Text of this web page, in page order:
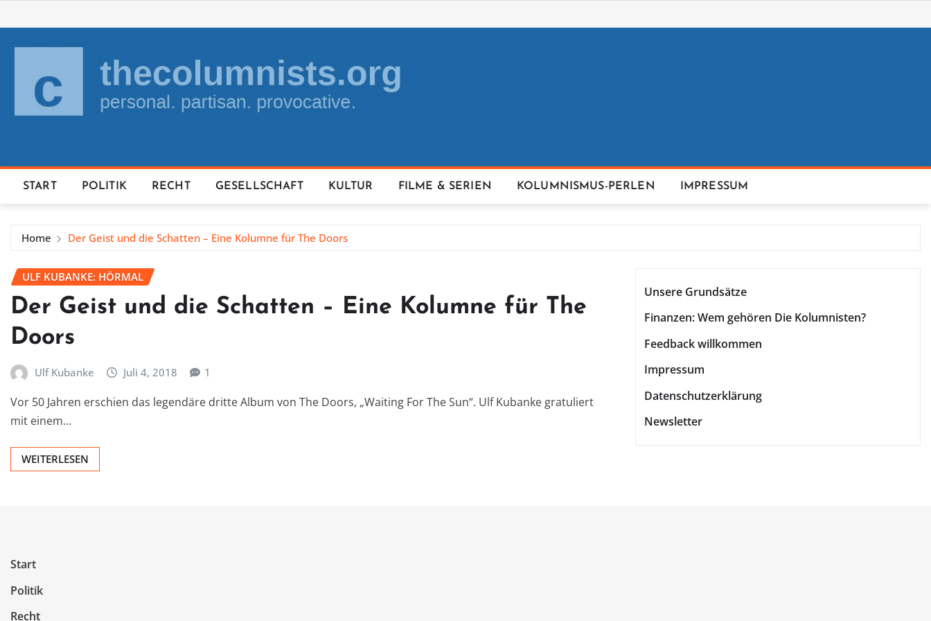
to
content
START POLITIK RECHT GESELLSCHAFT KULTUR FILME & SERIEN KOLUMNISMUS-PERLEN IMPRESSUM
Home Der Geist und die Schatten – Eine Kolumne für The Doors
ULF KUBANKE: HÖRMAL
Der Geist und die Schatten – Eine Kolumne für The
Doors
Ulf Kubanke Juli 4, 2018 1
Vor 50 Jahren erschien das legendäre dritte Album von The Doors, „Waiting For The Sun“. Ulf Kubanke gratuliert
mit einem…
WEITERLESEN
Unsere Grundsätze
Finanzen: Wem gehören Die Kolumnisten?
Feedback willkommen
Impressum
Datenschutzerklärung
Newsletter
Start
Politik
Recht